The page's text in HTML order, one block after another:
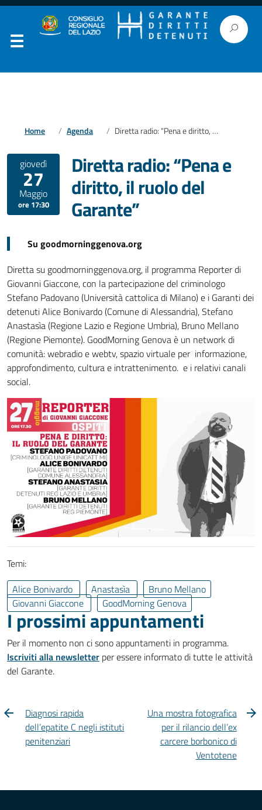
Home Agenda Diretta radio: “Pena e diritto, il ruolo del Garante”
giovedì
27
Maggio
ore 17:30
Diretta radio: “Pena e
diritto, il ruolo del
Garante”
Su goodmorninggenova.org
Diretta su goodmorninggenova.org, il programma Reporter di
Giovanni Giaccone, con la partecipazione del criminologo
Stefano Padovano (Università cattolica di Milano) e i Garanti dei
detenuti Alice Bonivardo (Comune di Alessandria), Stefano
Anastasìa (Regione Lazio e Regione Umbria), Bruno Mellano
(Regione Piemonte). GoodMorning Genova è un network di
comunità: webradio e webtv, spazio virtuale per informazione,
approfondimento, cultura e intrattenimento. e i relativi canali
social.
Temi:
Alice Bonivardo
Anastasìa
Bruno Mellano
Giovanni Giaccone
GoodMorning Genova
I prossimi appuntamenti
Per il momento non ci sono appuntamenti in programma.
Iscriviti alla newsletter per essere informato di tutte le attività
del Garante.
Diagnosi rapida
dell’epatite C negli istituti
penitenziari
Una mostra fotografica
per il rilancio dell’ex
carcere borbonico di
Ventotene